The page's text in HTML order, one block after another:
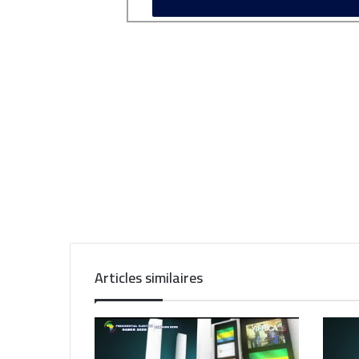
Articles similaires